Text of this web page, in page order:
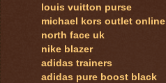
louis vuitton purse
michael kors outlet online
north face uk
nike blazer
adidas trainers
adidas pure boost black